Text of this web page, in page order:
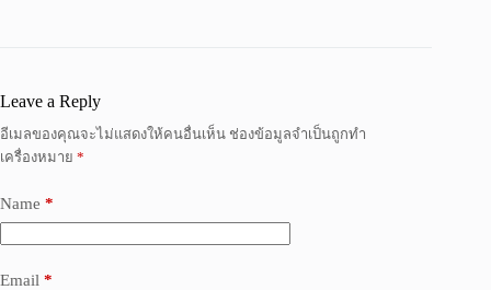
Leave a Reply
อีเมลของคุณจะไม่แสดงให้คนอื่นเห็น ช่องข้อมูลจำเป็นถูกทำ
เครื่องหมาย *
Name *
Email *